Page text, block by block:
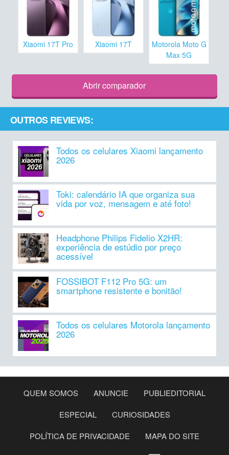
Xiaomi 17T Pro Xiaomi 17T
Motorola Moto G
Max 5G
Abrir comparador
OUTROS REVIEWS:
Todos os celulares Xiaomi lançamento
2026
Toki: calendário IA que organiza sua
vida por voz, mensagem e até foto!
Headphone Philips Fidelio X2HR:
experiência de estúdio por preço
acessível
FOSSIBOT F112 Pro 5G: um
smartphone resistente e bonitão!
Todos os celulares Motorola lançamento
2026
QUEM SOMOS ANUNCIE
PUBLIEDITORIAL
ESPECIAL
CURIOSIDADES
POLÍTICA DE PRIVACIDADE
MAPA DO SITE